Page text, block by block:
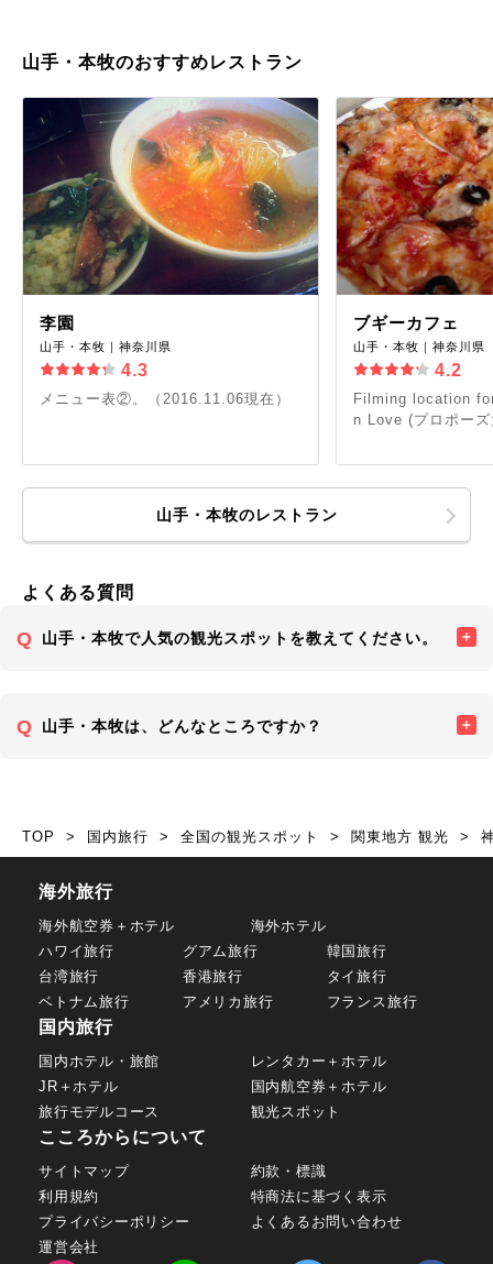
山手・本牧のおすすめレストラン
李園
山手・本牧｜神奈川県
4.3
メニュー表②。（2016.11.06現在）
ブギーカフェ
山手・本牧｜神奈川県
4.2
Filming location
n Love (プロポー
山手・本牧のレストラン
よくある質問
山手・本牧で人気の観光スポットを教えてください。
山手・本牧は、どんなところですか？
TOP 国内旅行 全国の観光スポット 関東地方 観光
海外旅行
海外航空券＋ホテル
海外ホテル
ハワイ旅行
グアム旅行
韓国旅行
台湾旅行
香港旅行
タイ旅行
ベトナム旅行
アメリカ旅行 フランス旅行
国内旅行
国内ホテル・旅館
レンタカー＋ホテル
JR＋ホテル
国内航空券＋ホテル
旅行モデルコース
観光スポット
こころからについて
サイトマップ
約款・標識
利用規約
特商法に基づく表示
プライバシーポリシー
よくあるお問い合わせ
運営会社